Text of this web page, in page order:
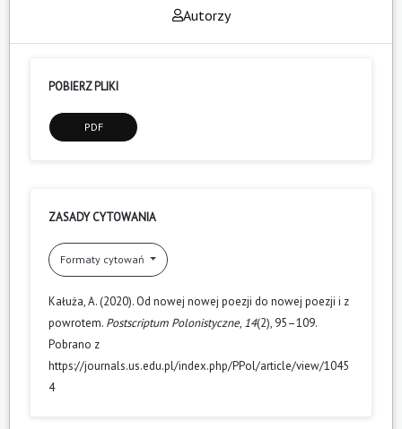
Autorzy
POBIERZ PLIKI
PDF
ZASADY CYTOWANIA
Formaty cytowań
Kałuża, A. (2020). Od nowej nowej poezji do nowej poezji i z
powrotem. Postscriptum Polonistyczne, 14(2), 95–109.
Pobrano z
https://journals.us.edu.pl/index.php/PPol/article/view/1045
4